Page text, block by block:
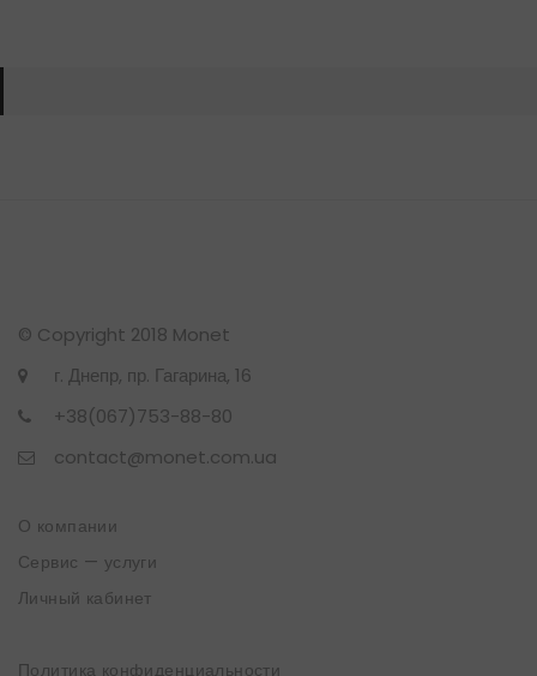
© Copyright 2018 Monet
г. Днепр, пр. Гагарина, 16
+38(067)753-88-80
contact@monet.com.ua
О компании
Сервис — услуги
Личный кабинет
Политика конфиденциальности